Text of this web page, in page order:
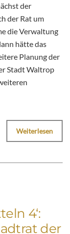
der
der Rat um
die Verwaltung
hätte das
Planung der
Stadt Waltrop
Weiterlesen
4‘:
der